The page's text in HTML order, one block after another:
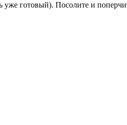
готовый). Посолите и